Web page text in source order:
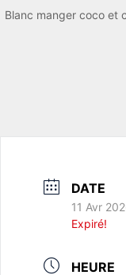
Blanc manger coco et
DATE
11 Avr
Expiré!
HEURE